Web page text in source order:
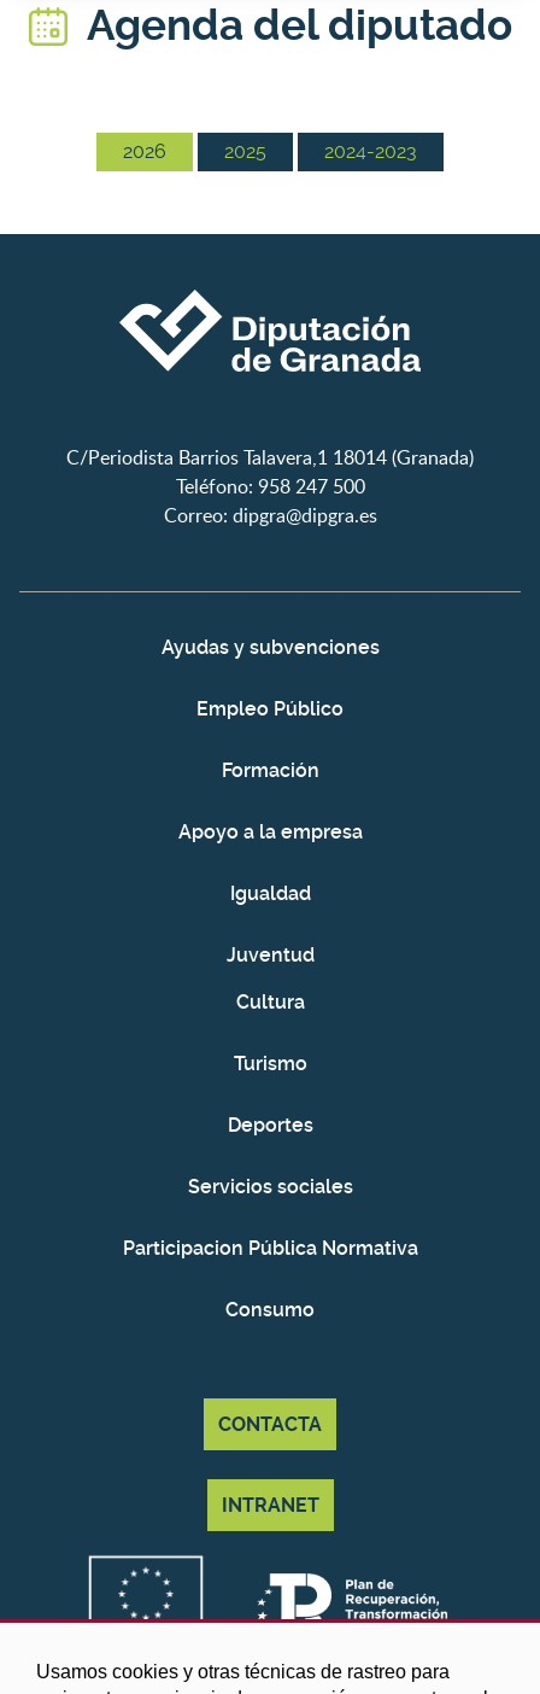
Usamos cookies y otras técnicas de rastreo para
Agenda del diputado
2026 2025 2024-2023
C/Periodista Barrios Talavera,1 18014 (Granada)
Teléfono: 958 247 500
Correo: dipgra@dipgra.es
Ayudas y subvenciones
Empleo Público
Formación
Apoyo a la empresa
Igualdad
Juventud
Cultura
Turismo
Deportes
Servicios sociales
Participacion Pública Normativa
Consumo
CONTACTA
INTRANET